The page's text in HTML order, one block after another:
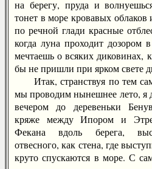
на берегу, пруда и
тонет в море кровавых облаков
по речной глади красные
когда луна проходит дозором
мечтаешь о всяких диковинах,
бы не пришли при ярком свете
Итак, странствуя по тем
мы проводим нынешнее лето, я
вечером до деревеньки
кряже между Ипором и
Фекана вдоль берега,
отвесного, как стена, где
круто спускаются в море. С